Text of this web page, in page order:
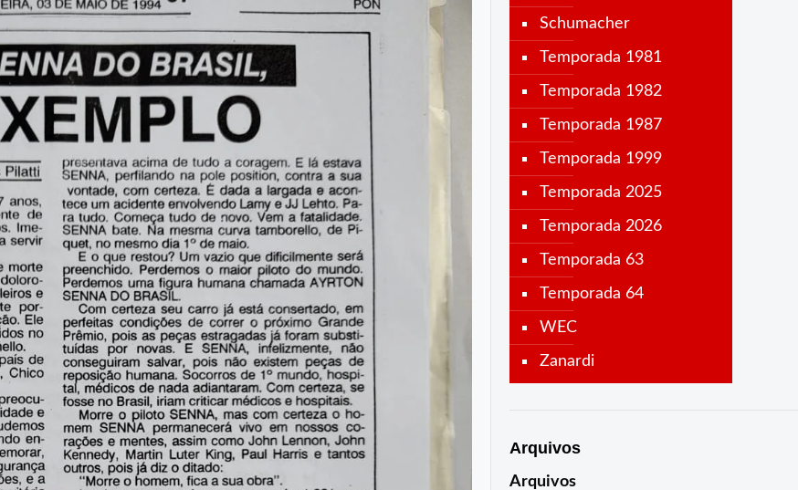
Schumacher
Temporada 1981
Temporada 1982
Temporada 1987
Temporada 1999
Temporada 2025
Temporada 2026
Temporada 63
Temporada 64
WEC
Zanardi
Arquivos
Arquivos